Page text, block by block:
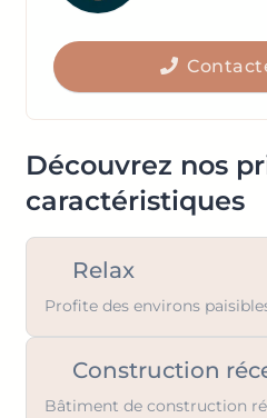
Découvrez nos
caractéristiques
Relax
Profite des environs
Construction
Bâtiment de construction
to
get
keyboard
shortcuts
changing
dates.